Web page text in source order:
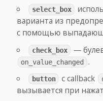
select_box
варианта из
с помощью
check_box —
on_value_changed .
button с callback
вызывается при